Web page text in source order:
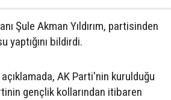
Şule Akman Yıldırım, partisinden
yaptığını bildirdi.
açıklamada, AK Parti'nin kurulduğu
gençlik kollarından itibaren